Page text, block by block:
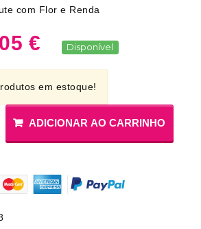
com Flor e Renda
€ Disponível
em estoque!
ADICIONAR AO CARRINHO